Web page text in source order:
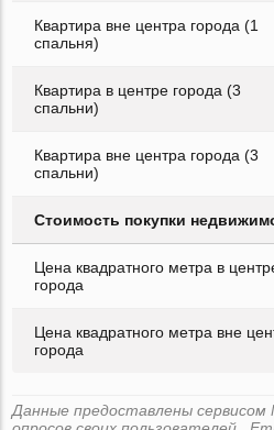
Квартира вне центра города (1
спальня)
Квартира в центре города (3
спальни)
Квартира вне центра города (3
спальни)
Стоимость покупки
Цена квадратного метра в
города
Цена квадратного метра вне
города
Данные предоставлены сервисом